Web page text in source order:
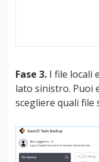
Fase 3. I file locali
lato sinistro. Puoi
scegliere quali